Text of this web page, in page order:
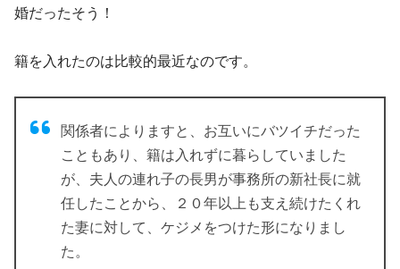
婚だったそう！
籍を入れたのは比較的最近なのです。
関係者によりますと、お互いにバツイチだった
こともあり、籍は入れずに暮らしていました
が、 夫人の連れ子の長男が事務所の新社長に就
任したことから、２０年以上も支え続けたくれ
た妻に対して、ケジメをつけた形になりまし
た。